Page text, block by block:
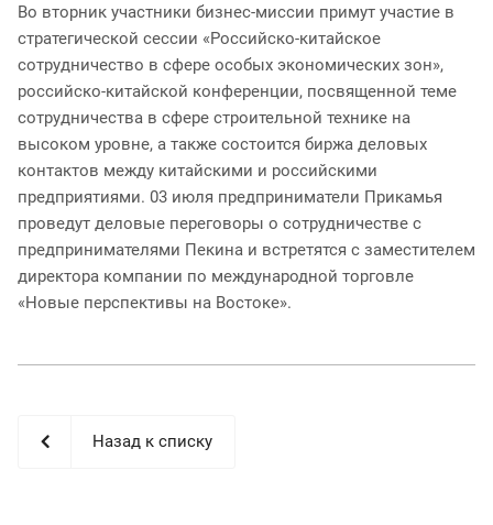
Во вторник участники бизнес-миссии примут участие в
стратегической сессии «Российско-китайское
сотрудничество в сфере особых экономических зон»,
российско-китайской конференции, посвященной теме
сотрудничества в сфере строительной технике на
высоком уровне, а также состоится биржа деловых
контактов между китайскими и российскими
предприятиями. 03 июля предприниматели Прикамья
проведут деловые переговоры о сотрудничестве с
предпринимателями Пекина и встретятся с заместителем
директора компании по международной торговле
«Новые перспективы на Востоке».
Назад к списку